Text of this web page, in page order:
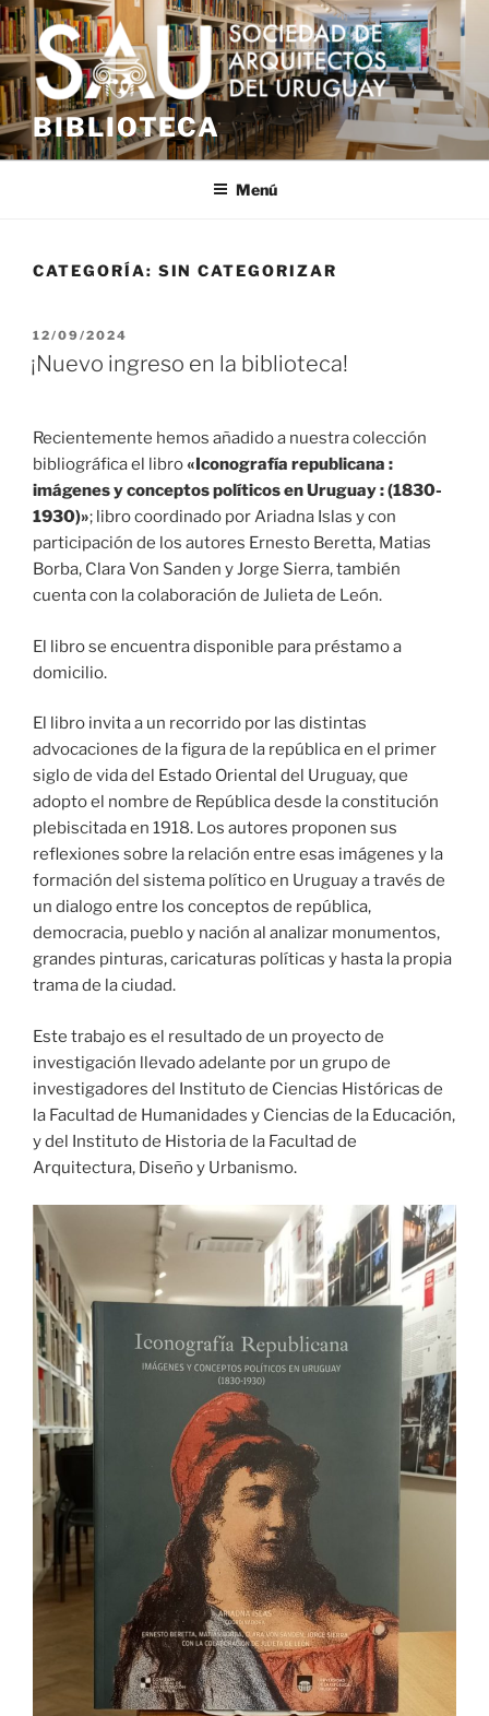
Saltar
al
contenido
BIBLIOTECA
Menú
CATEGORÍA: SIN CATEGORIZAR
PUBLICADO
EL
12/09/2024
¡Nuevo ingreso en la biblioteca!
Recientemente hemos añadido a nuestra colección
bibliográfica el libro«Iconografía republicana :
imágenes y conceptos políticos en Uruguay : (1830-
1930)»; libro coordinado por Ariadna Islas y con
participación de los autores Ernesto Beretta, Matias
Borba, Clara Von Sanden y Jorge Sierra, también
cuenta con la colaboración de Julieta de León.
El libro se encuentra disponible para préstamo a
domicilio.
El libro invita a un recorrido por las distintas
advocaciones de la figura de la república en el primer
siglo de vida del Estado Oriental del Uruguay, que
adopto el nombre de República desde la constitución
plebiscitada en 1918. Los autores proponen sus
reflexiones sobre la relación entre esas imágenes y la
formación del sistema político en Uruguay a través de
un dialogo entre los conceptos de república,
democracia, pueblo y nación al analizar monumentos,
grandes pinturas, caricaturas políticas y hasta la propia
trama de la ciudad.
Este trabajo es el resultado de un proyecto de
investigación llevado adelante por un grupo de
investigadores del Instituto de Ciencias Históricas de
la Facultad de Humanidades y Ciencias de la Educación,
y del Instituto de Historia de la Facultad de
Arquitectura, Diseño y Urbanismo.